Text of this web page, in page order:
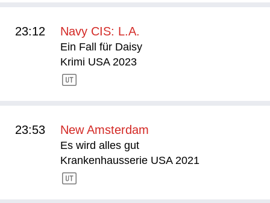
23:12 Navy CIS: L.A.
Ein Fall für Daisy
Krimi USA 2023
23:53 New Amsterdam
Es wird alles gut
Krankenhausserie USA 2021